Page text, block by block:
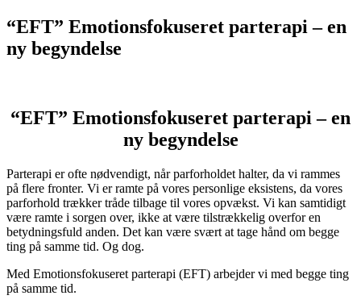
“EFT” Emotionsfokuseret parterapi – en
ny begyndelse
“EFT” Emotionsfokuseret parterapi – en
ny begyndelse
Parterapi er ofte nødvendigt, når parforholdet halter, da vi rammes
på flere fronter. Vi er ramte på vores personlige eksistens, da vores
parforhold trækker tråde tilbage til vores opvækst. Vi kan samtidigt
være ramte i sorgen over, ikke at være tilstrækkelig overfor en
betydningsfuld anden. Det kan være svært at tage hånd om begge
ting på samme tid. Og dog.
Med Emotionsfokuseret parterapi (EFT) arbejder vi med begge ting
på samme tid.